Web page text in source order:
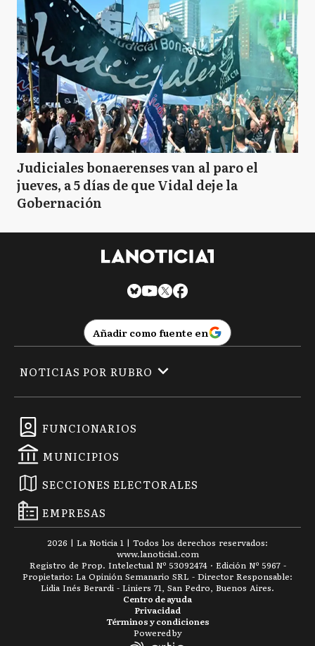
Judiciales bonaerenses van al paro el
jueves, a 5 días de que Vidal deje la
Gobernación
Añadir como fuente en
FUNCIONARIOS
MUNICIPIOS
SECCIONES ELECTORALES
EMPRESAS
NOTICIAS POR RUBRO
2026 | La Noticia 1 | Todos los derechos reservados:
www.lanoticia1.com
Registro de Prop. Intelectual Nº 53092474 · Edición Nº 5967 -
Propietario: La Opinión Semanario SRL - Director Responsable:
Lidia Inés Berardi - Liniers 71, San Pedro, Buenos Aires.
Términos y condiciones
Privacidad
Centro de ayuda
Powered by